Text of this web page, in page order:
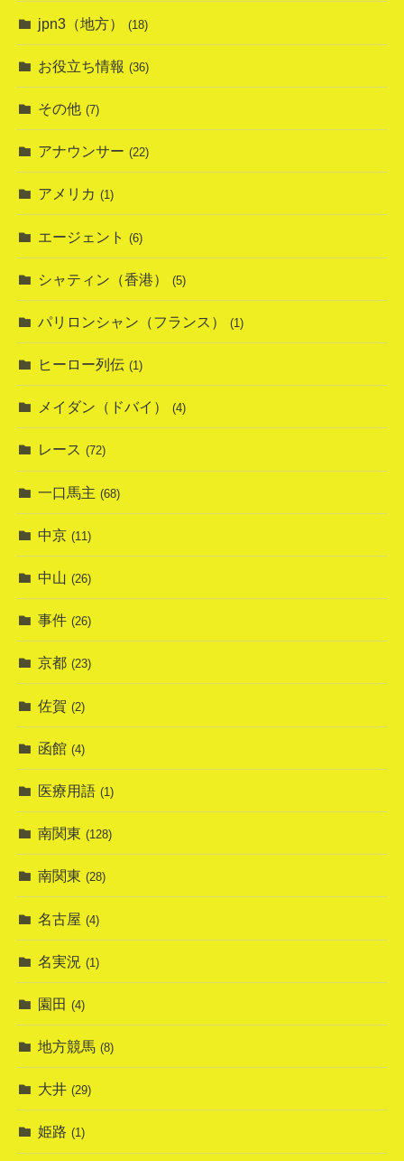
jpn3（地方） (18)
お役立ち情報 (36)
その他 (7)
アナウンサー (22)
アメリカ (1)
エージェント (6)
シャティン（香港） (5)
パリロンシャン（フランス） (1)
ヒーロー列伝 (1)
メイダン（ドバイ） (4)
レース (72)
一口馬主 (68)
中京 (11)
中山 (26)
事件 (26)
京都 (23)
佐賀 (2)
函館 (4)
医療用語 (1)
南関東 (128)
南関東 (28)
名古屋 (4)
名実況 (1)
園田 (4)
地方競馬 (8)
大井 (29)
姫路 (1)